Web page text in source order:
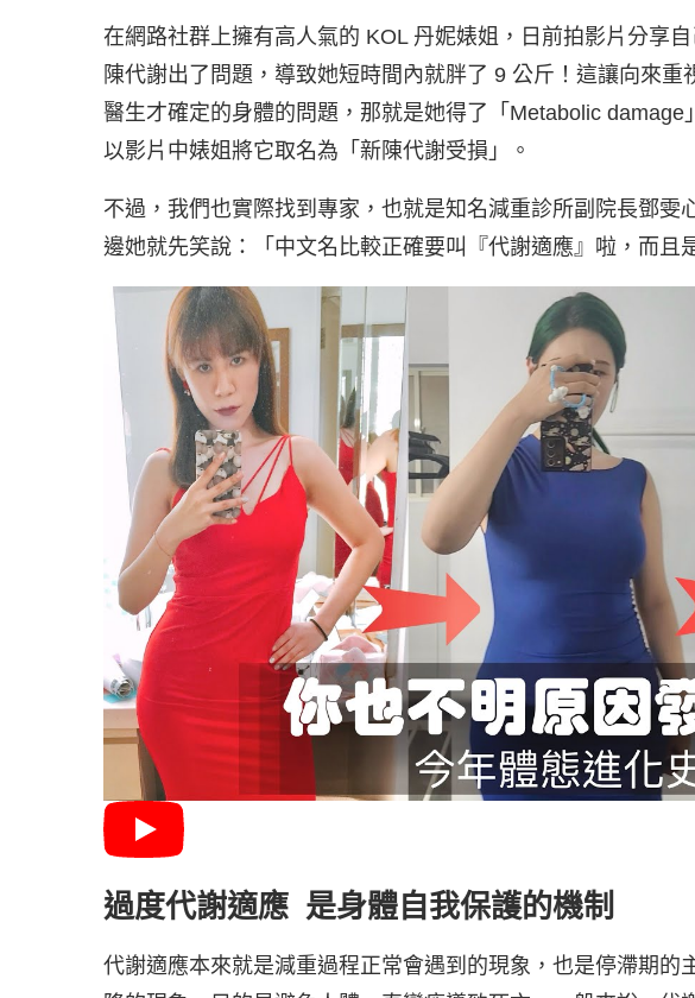
在網路社群上擁有高人氣的 KOL 丹妮婊姐，日前拍影片分享
陳代謝出了問題，導致她短時間內就胖了 9 公斤！這讓向來
醫生才確定的身體的問題，那就是她得了「Metabolic
以影片中婊姐將它取名為「新陳代謝受損」。
不過，我們也實際找到專家，也就是知名減重診所副院長鄧雯
邊她就先笑說：「中文名比較正確要叫『代謝適應』啦，而且
過度代謝適應 是身體自我保護的機制
代謝適應本來就是減重過程正常會遇到的現象，也是停滯期的